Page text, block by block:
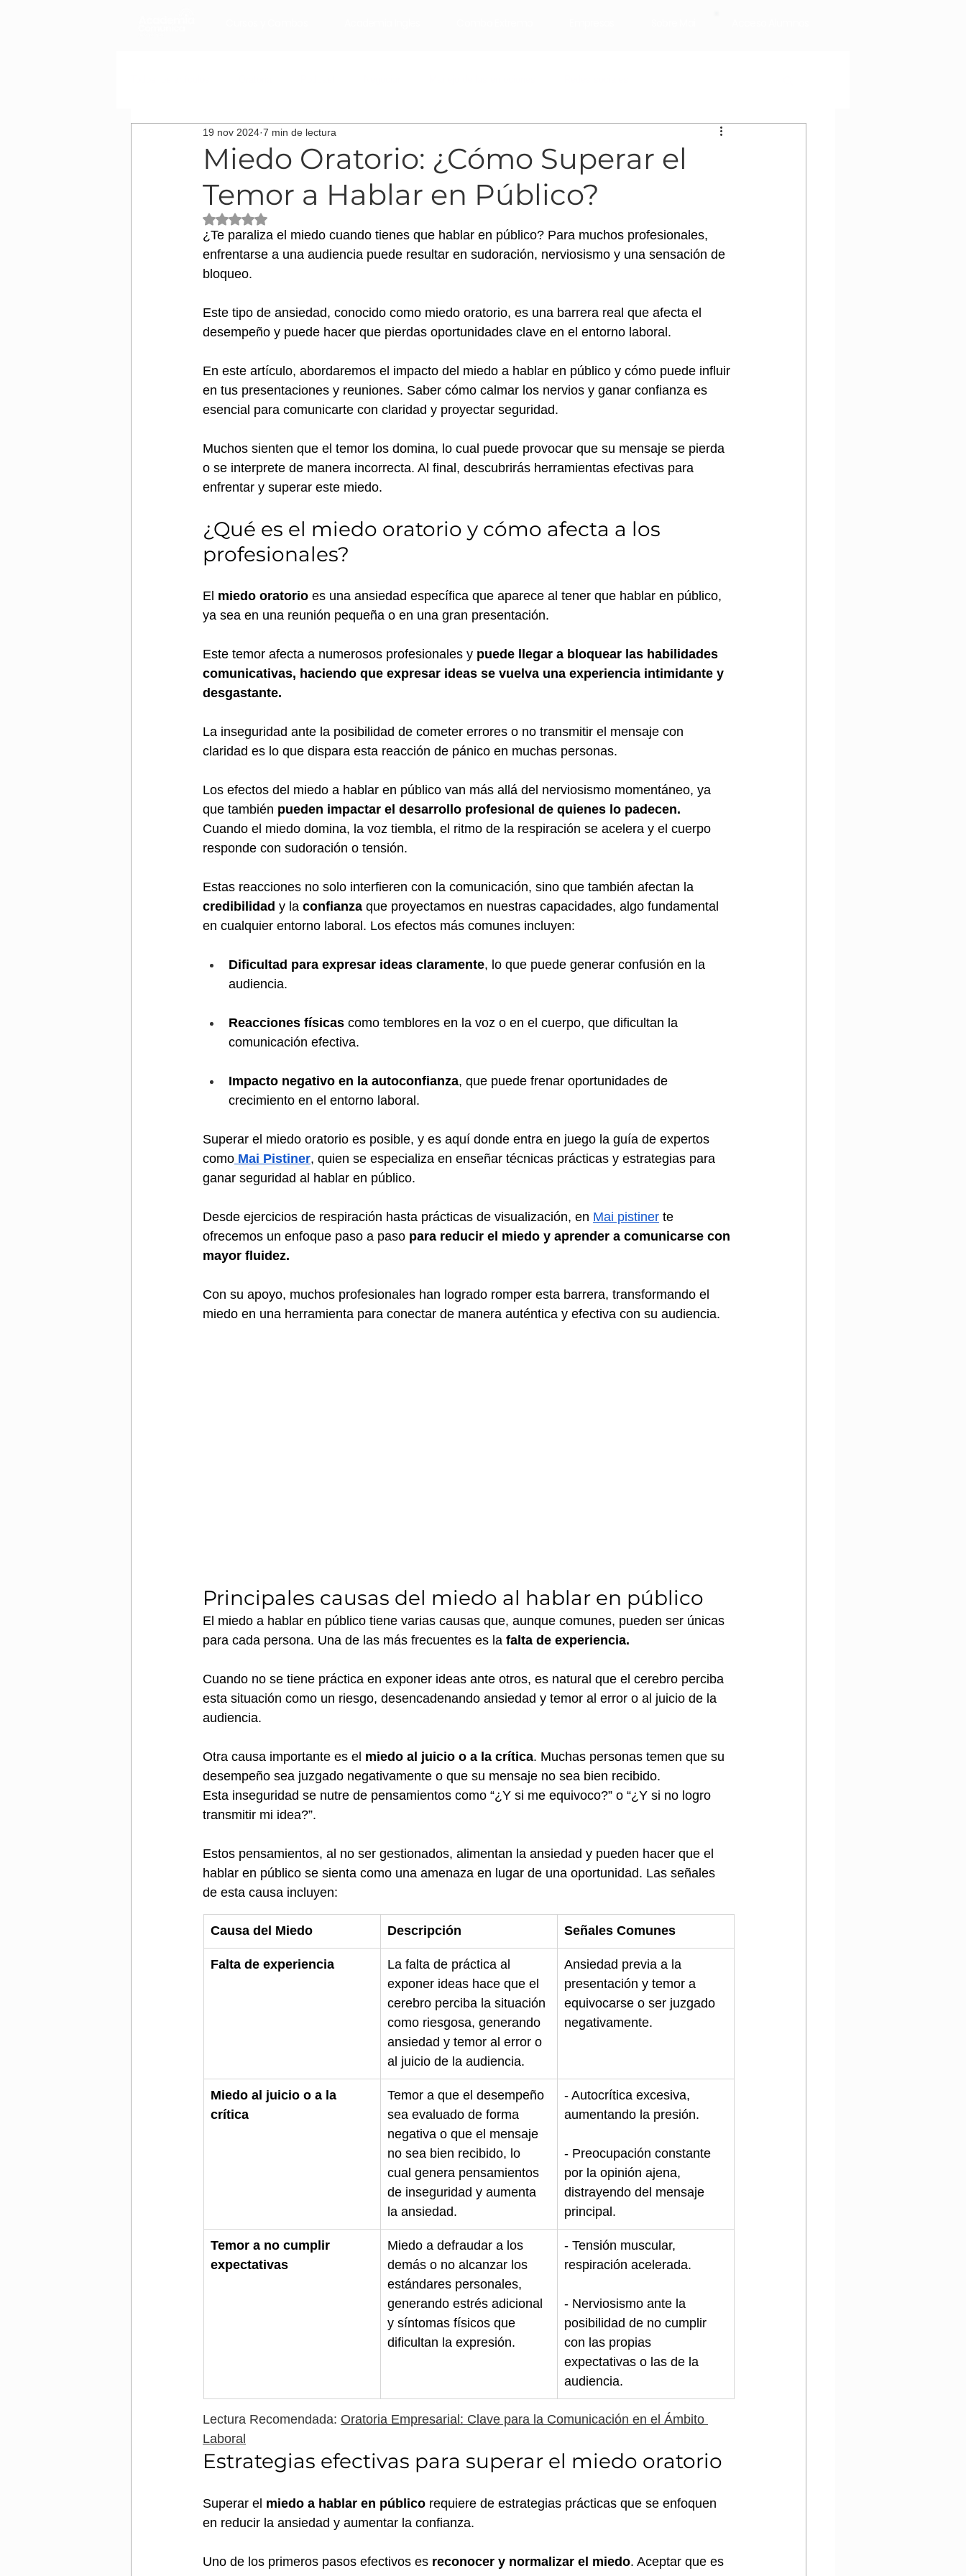
Cómo desarrollar tu carrera laboral Email Marketing
Miedo Oratorio: ¿Cómo Superar el
Temor a Hablar en Público?
19 nov 2024 7 min de lectura
Obtuvo NaN de 5 estrellas.
¿Te paraliza el miedo cuando tienes que hablar en público? Para muchos profesionales,
enfrentarse a una audiencia puede resultar en sudoración, nerviosismo y una sensación de
bloqueo.
Este tipo de ansiedad, conocido como miedo oratorio, es una barrera real que afecta el
desempeño y puede hacer que pierdas oportunidades clave en el entorno laboral.
En este artículo, abordaremos el impacto del miedo a hablar en público y cómo puede influir
en tus presentaciones y reuniones. Saber cómo calmar los nervios y ganar confianza es
esencial para comunicarte con claridad y proyectar seguridad.
Muchos sienten que el temor los domina, lo cual puede provocar que su mensaje se pierda
o se interprete de manera incorrecta. Al final, descubrirás herramientas efectivas para
enfrentar y superar este miedo.
¿Qué es el miedo oratorio y cómo afecta a los
profesionales?
El miedo oratorio es una ansiedad específica que aparece al tener que hablar en público,
ya sea en una reunión pequeña o en una gran presentación.
Este temor afecta a numerosos profesionales y puede llegar a bloquear las habilidades
comunicativas, haciendo que expresar ideas se vuelva una experiencia intimidante y
desgastante.
La inseguridad ante la posibilidad de cometer errores o no transmitir el mensaje con
claridad es lo que dispara esta reacción de pánico en muchas personas.
Los efectos del miedo a hablar en público van más allá del nerviosismo momentáneo, ya
que también pueden impactar el desarrollo profesional de quienes lo padecen.
Cuando el miedo domina, la voz tiembla, el ritmo de la respiración se acelera y el cuerpo
responde con sudoración o tensión.
Estas reacciones no solo interfieren con la comunicación, sino que también afectan la
credibilidad y la confianza que proyectamos en nuestras capacidades, algo fundamental
en cualquier entorno laboral. Los efectos más comunes incluyen:
Dificultad para expresar ideas claramente, lo que puede generar confusión en la
audiencia.
Reacciones físicas como temblores en la voz o en el cuerpo, que dificultan la
comunicación efectiva.
Impacto negativo en la autoconfianza, que puede frenar oportunidades de
crecimiento en el entorno laboral.
Superar el miedo oratorio es posible, y es aquí donde entra en juego la guía de expertos
como Mai Pistiner, quien se especializa en enseñar técnicas prácticas y estrategias para
ganar seguridad al hablar en público.
Desde ejercicios de respiración hasta prácticas de visualización, en Mai pistiner te
ofrecemos un enfoque paso a paso para reducir el miedo y aprender a comunicarse con
mayor fluidez.
Con su apoyo, muchos profesionales han logrado romper esta barrera, transformando el
miedo en una herramienta para conectar de manera auténtica y efectiva con su audiencia.
Principales causas del miedo al hablar en público
El miedo a hablar en público tiene varias causas que, aunque comunes, pueden ser únicas
para cada persona. Una de las más frecuentes es la falta de experiencia.
Cuando no se tiene práctica en exponer ideas ante otros, es natural que el cerebro perciba
esta situación como un riesgo, desencadenando ansiedad y temor al error o al juicio de la
audiencia.
Otra causa importante es el miedo al juicio o a la crítica. Muchas personas temen que su
desempeño sea juzgado negativamente o que su mensaje no sea bien recibido.
Esta inseguridad se nutre de pensamientos como “¿Y si me equivoco?” o “¿Y si no logro
transmitir mi idea?”.
Estos pensamientos, al no ser gestionados, alimentan la ansiedad y pueden hacer que el
hablar en público se sienta como una amenaza en lugar de una oportunidad. Las señales
de esta causa incluyen:
Causa del Miedo Descripción Señales Comunes
Falta de experiencia
La falta de práctica al
exponer ideas hace que el
cerebro perciba la situación
como riesgosa, generando
ansiedad y temor al error o
al juicio de la audiencia.
Ansiedad previa a la
presentación y temor a
equivocarse o ser juzgado
negativamente.
Miedo al juicio o a la
crítica
Temor a que el desempeño
sea evaluado de forma
negativa o que el mensaje
no sea bien recibido, lo
cual genera pensamientos
de inseguridad y aumenta
la ansiedad.
- Autocrítica excesiva,
aumentando la presión.
- Preocupación constante
por la opinión ajena,
distrayendo del mensaje
principal.
Temor a no cumplir
expectativas
Miedo a defraudar a los
demás o no alcanzar los
estándares personales,
generando estrés adicional
y síntomas físicos que
dificultan la expresión.
- Tensión muscular,
respiración acelerada.
- Nerviosismo ante la
posibilidad de no cumplir
con las propias
expectativas o las de la
audiencia.
Lectura Recomendada: Oratoria Empresarial: Clave para la Comunicación en el Ámbito
Laboral
Estrategias efectivas para superar el miedo oratorio
Superar el miedo a hablar en público requiere de estrategias prácticas que se enfoquen
en reducir la ansiedad y aumentar la confianza.
Uno de los primeros pasos efectivos es reconocer y normalizar el miedo. Aceptar que es